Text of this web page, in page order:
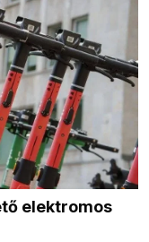
elektromos